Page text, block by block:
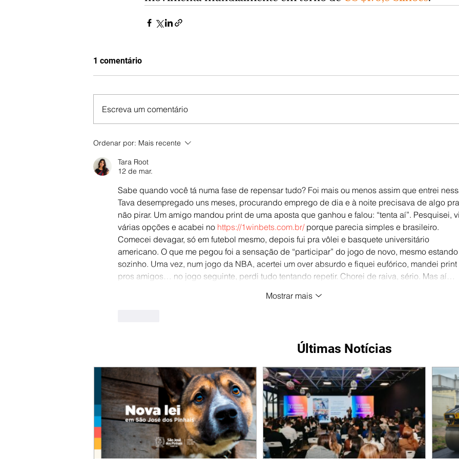
1 comentário
Escreva um comentário
Ordenar por: Mais recente
Tara Root
12 de mar.
Sabe quando você tá numa fase de repensar tudo? Foi mais ou menos assim que entrei
Tava desempregado uns meses, procurando emprego de dia e à noite precisava de algo pra
não pirar. Um amigo mandou print de uma aposta que ganhou e falou: “tenta aí”. Pesquisei, vi
várias opções e acabei no https://1winbets.com.br/ porque parecia simples e brasileiro.
Comecei devagar, só em futebol mesmo, depois fui pra vôlei e basquete universitário
americano. O que me pegou foi a sensação de “participar” do jogo de novo, mesmo estando
sozinho. Uma vez, num jogo da NBA, acertei um over absurdo e fiquei eufórico, mandei print
pros amigos… no jogo seguinte, perdi tudo tentando repetir. Chorei de raiva, sério. Mas aí…
Mostrar mais
Últimas Notícias